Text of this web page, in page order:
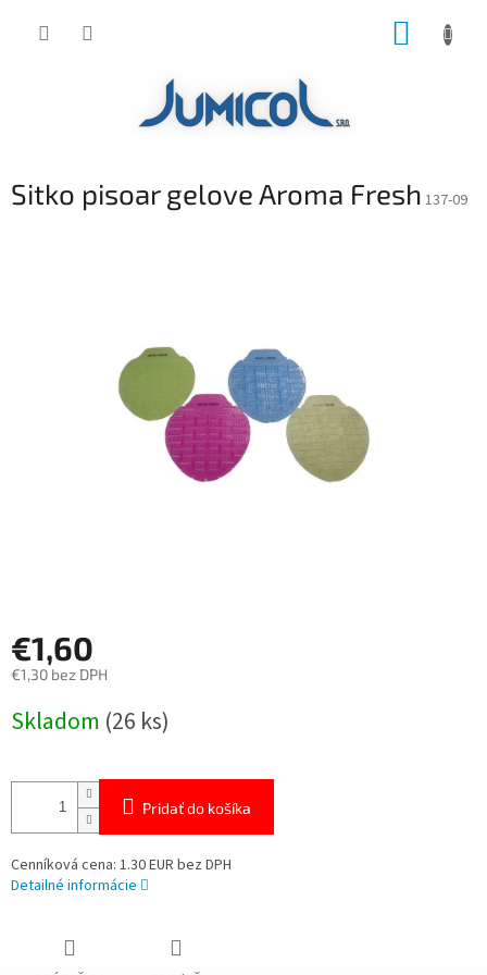
Sitko pisoar gelove Aroma Fresh 137-09
€1,60
€1,30 bez DPH
cena:
Skladom (26 ks)
Pridať do košíka
Cenníková cena: 1.30 EUR bez DPH
Detailné informácie